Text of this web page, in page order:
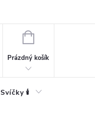
NÁKUPNÍ
Prázdný košík
Svíčky 🕯️